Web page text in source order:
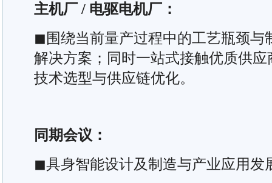
主机厂 / 电驱电机厂：
◼围绕当前量产过程中的工艺瓶颈与
解决方案；同时一站式接触优质供
技术选型与供应链优化。
同期会议：
◼具身智能设计及制造与产业应用发